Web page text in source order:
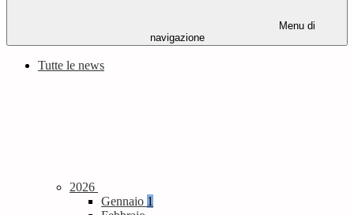
Menu di
navigazione
Tutte le news
2026
Gennaio 1